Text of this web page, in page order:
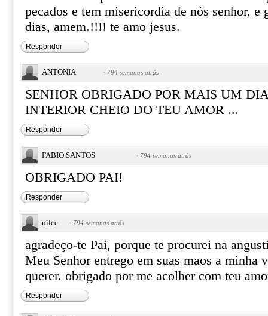
pecados e tem misericordia de nós senhor, e
dias, amem.!!!! te amo jesus.
Responder
ANTONIA · 794 semanas atrás
SENHOR OBRIGADO POR MAIS UM
INTERIOR CHEIO DO TEU AMOR ...
Responder
FABIO SANTOS · 794 semanas atrás
OBRIGADO PAI!
Responder
nilce · 794 semanas atrás
agradeço-te Pai, porque te procurei na
Meu Senhor entrego em suas maos a minha
querer. obrigado por me acolher com teu
Responder